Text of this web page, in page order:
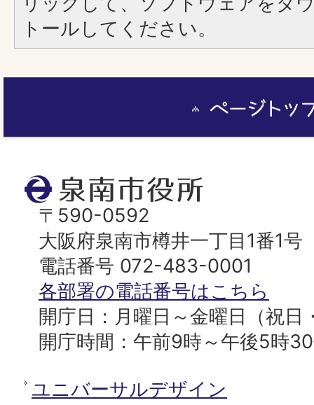
トールしてください。
泉
南
市
役
所
〒590-0592
大阪府泉南市樽井一丁目1番1号
電話番号 072-483-0001
各部署の電話番号はこちら
開庁日：月曜日～金曜日（祝日
開庁時間：午前9時～午後5時
ユニバーサルデザイン